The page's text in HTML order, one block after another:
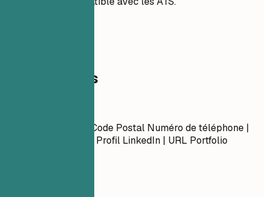
Coordonnées
Prénom Nom Ville, Code Postal Numéro de téléphone |
Adresse e-mail URL Profil LinkedIn | URL Portfolio